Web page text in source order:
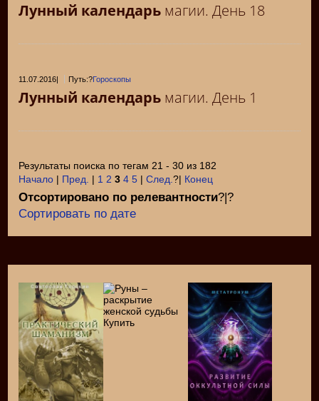
Лунный календарь магии. День 18
11.07.2016| Путь:?Гороскопы
Лунный календарь магии. День 1
Результаты поиска по тегам 21 - 30 из 182
Начало | Пред. | 1 2 3 4 5 |След.?| Конец
Отсортировано по релевантности?|?
Сортировать по дате
Купить